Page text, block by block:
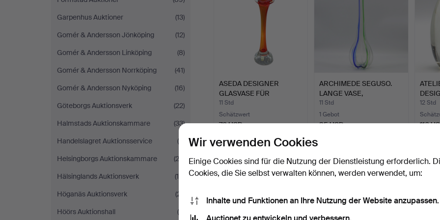
Garpenhus Auktioner
(13)
Gomér & Andersson Jönköping
(12)
Gomér & Andersson Linköping
(8)
Gomér & Andersson Norrköping
(41)
Gomér & Andersson Nyköping
(16)
Göteborgs Auktionsverk
(22)
Halmstads Auktionskammare
(33)
Handelslagret Auktionsservice
(4)
Helsingborgs Auktionskammare
(22)
Hälsinglands Auktionsverk
(10)
Höganäs Auktionsverk
(21)
Höörs Auktionshall
(9)
ASEDA DESIGNER
GLASVASE FÜR
ORCHIDEEN, SCH…
11 Std
Schätzwert
70 USD
ARCHIMEDE SEGUSO.
LANGE VASE,
STUDIOGLAS, …
11 Std
1 Gebot
35 USD
12 Std
116
Wir verwenden Cookies
Einige Cookies sind für die Nutzung der Dienstleistung erforderlich.
Cookies, die Sie selbst verwalten können, werden verwendet, um:
Inhalte und Funktionen an Ihre Nutzung der Website anzupassen.